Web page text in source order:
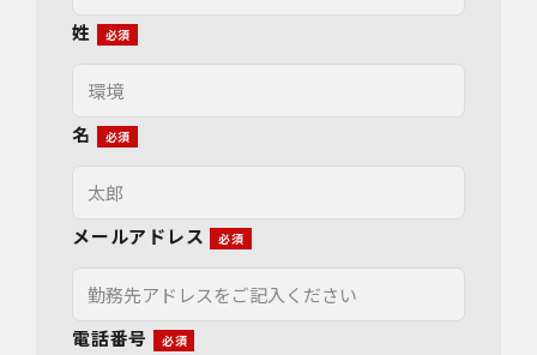
姓
名
メールアドレス
電話番号